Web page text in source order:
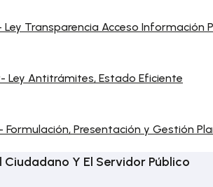
Ley Transparencia Acceso Información
Ley Antitrámites, Estado Eficiente
Formulación, Presentación y Gestión
Ciudadano Y El Servidor Público